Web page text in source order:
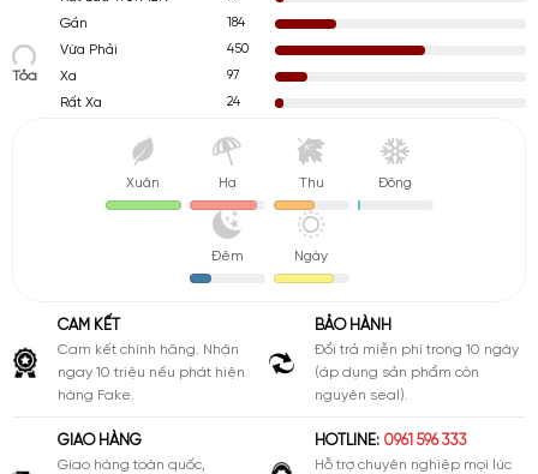
Tỏa
Gần
184
Vừa Phải
450
Xa
97
Rất Xa
24
Xuân Hạ Thu Đông
Đêm Ngày
CAM KẾT
Cam kết chính hãng. Nhận
ngay 10 triệu nếu phát hiện
hàng Fake.
BẢO HÀNH
Đổi trả miễn phí trong 10 ngày
(áp dụng sản phẩm còn
nguyên seal).
GIAO HÀNG
Giao hàng toàn quốc,
HOTLINE: 0961 596 333
Hỗ trợ chuyên nghiệp mọi lúc